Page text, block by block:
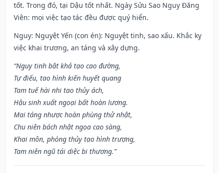
tốt. Trong đó, tại Dậu tốt nhất. Ngày Sửu Sao Nguy Đăng
Viên: mọi việc tạo tác đều được quý hiển.
Nguy: Nguyệt Yến (con én): Nguyệt tinh, sao xấu. Khắc kỵ
việc khai trương, an táng và xây dựng.
“Nguy tinh bât khả tạo cao đường,
Tự điếu, tao hình kiến huyết quang
Tam tuế hài nhi tao thủy ách,
Hậu sinh xuất ngoại bất hoàn lương.
Mai táng nhược hoàn phùng thử nhật,
Chu niên bách nhật ngọa cao sàng,
Khai môn, phóng thủy tạo hình trượng,
Tam niên ngũ tái diệc bi thương.”